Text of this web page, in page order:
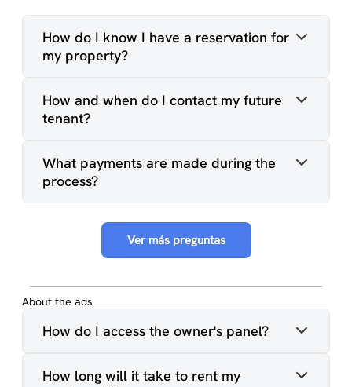
How do I know I have a reservation for
my property?
How and when do I contact my future
tenant?
What payments are made during the
process?
Ver más preguntas
About the ads
How do I access the owner's panel?
How long will it take to rent my